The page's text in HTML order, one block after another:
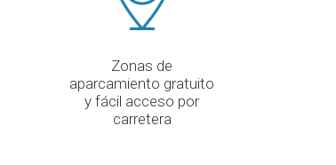
Zonas de
aparcamiento gratuito
y fácil acceso por
carretera